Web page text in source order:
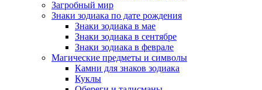
Загробный мир
Знаки зодиака по дате рождения
Знаки зодиака в мае
Знаки зодиака в сентябре
Знаки зодиака в феврале
Магические предметы и символы
Камни для знаков зодиака
Куклы